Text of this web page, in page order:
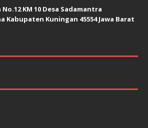
No.12 KM 10 Desa Sadamantra
Kabupaten Kuningan 45554 Jawa Barat